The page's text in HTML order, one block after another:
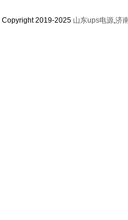
Copyright 2019-2025 山东ups电源,济